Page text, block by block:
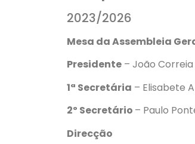
2023/2026
Mesa da Assembleia
Presidente – João Correia
1ª Secretária – Elisabete
2º Secretário – Paulo
Direcção